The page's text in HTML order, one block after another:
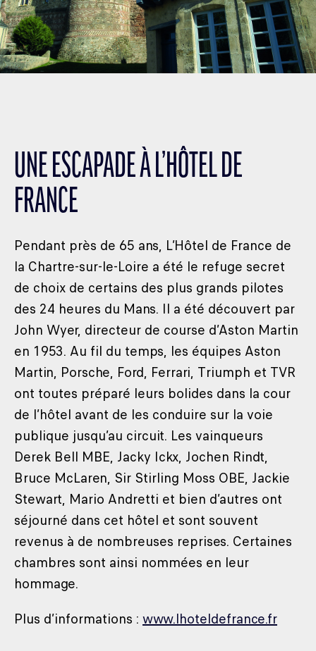
UNE ESCAPADE À L’HÔTEL DE
FRANCE
Pendant près de 65 ans, L’Hôtel de France de
la Chartre-sur-le-Loire a été le refuge secret
de choix de certains des plus grands pilotes
des 24 heures du Mans. Il a été découvert par
John Wyer, directeur de course d’Aston Martin
en 1953. Au fil du temps, les équipes Aston
Martin, Porsche, Ford, Ferrari, Triumph et TVR
ont toutes préparé leurs bolides dans la cour
de l’hôtel avant de les conduire sur la voie
publique jusqu’au circuit. Les vainqueurs
Derek Bell MBE, Jacky Ickx, Jochen Rindt,
Bruce McLaren, Sir Stirling Moss OBE, Jackie
Stewart, Mario Andretti et bien d’autres ont
séjourné dans cet hôtel et sont souvent
revenus à de nombreuses reprises. Certaines
chambres sont ainsi nommées en leur
hommage.
Plus d’informations : www.lhoteldefrance.fr